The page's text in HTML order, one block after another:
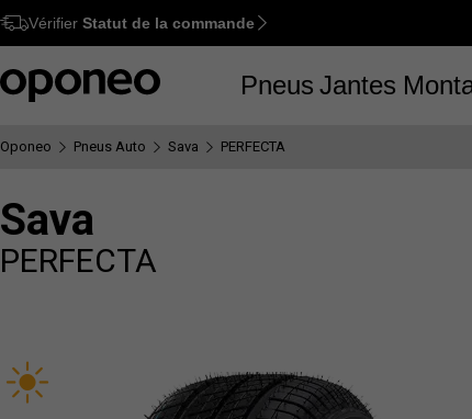
Ctrl M
Vérifier Statut de la commande
Pneus Jantes
Oponeo Pneus Auto Sava PERFECTA
Sava
PERFECTA